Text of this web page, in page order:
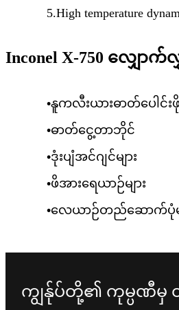
5.High temperature
Inconel X-750 လျှေ
•နူကလီးယားဓာတ်ပေါင်းဖို
•ဓာတ်ငွေ့တာဘိုင်
•ဒုံးပျံအင်ဂျင်များ
•ဖိအားရေယာဉ်များ
•လေယာဉ်တည်ဆောက်ပုံမ
ကျွန်ုပ်တို့၏ ကုမ္ပဏီမှ